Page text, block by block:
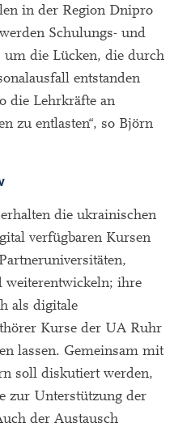
in der Region Dnipro
Schulungs- und
um die Lücken, die durch
entstanden
die Lehrkräfte an
zu entlasten“, so Björn
die ukrainischen
verfügbaren Kursen
weiterentwickeln; ihre
als digitale
Kurse der UA Ruhr
lassen. Gemeinsam mit
soll diskutiert werden,
zur Unterstützung der
der Austausch